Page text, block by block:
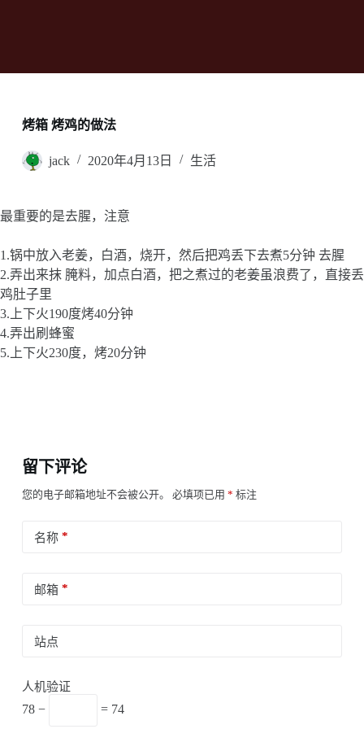
烤箱 烤鸡的做法
jack 2020年4月13日 生活
最重要的是去腥，注意
1.锅中放入老姜，白酒，烧开，然后把鸡丢下去煮5分钟 去腥
2.弄出来抹 腌料，加点白酒，把之煮过的老姜虽浪费了，直接丢
鸡肚子里
3.上下火190度烤40分钟
4.弄出刷蜂蜜
5.上下火230度，烤20分钟
留下评论
您的电子邮箱地址不会被公开。 必填项已用 * 标注
名称*
邮箱*
站点
人机验证
78 − = 74